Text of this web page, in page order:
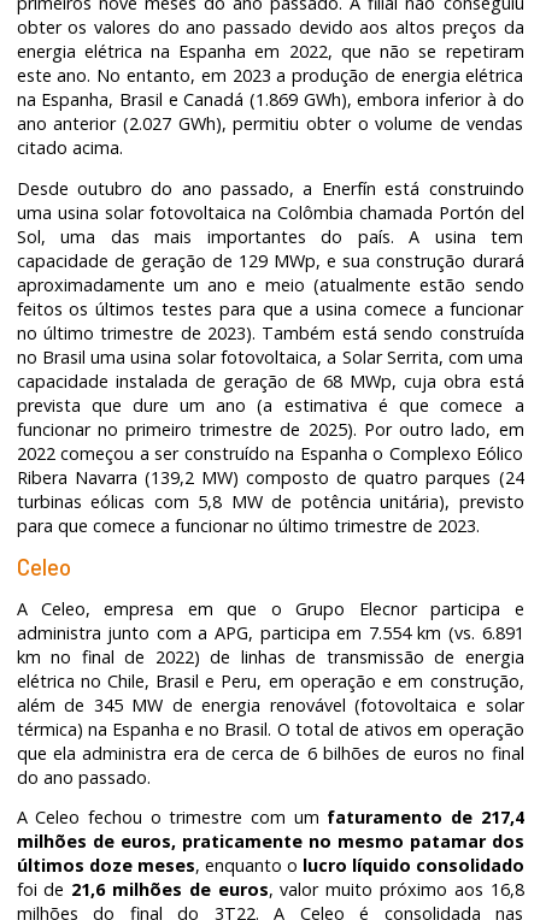
obter os valores do ano passado devido aos altos preços da
energia elétrica na Espanha em 2022, que não se repetiram
este ano. No entanto, em 2023 a produção de energia elétrica
na Espanha, Brasil e Canadá (1.869 GWh), embora inferior à do
ano anterior (2.027 GWh), permitiu obter o volume de vendas
citado acima.
Desde outubro do ano passado, a Enerfín está construindo
uma usina solar fotovoltaica na Colômbia chamada Portón del
Sol, uma das mais importantes do país. A usina tem
capacidade de geração de 129 MWp, e sua construção durará
aproximadamente um ano e meio (atualmente estão sendo
feitos os últimos testes para que a usina comece a funcionar
no último trimestre de 2023). Também está sendo construída
no Brasil uma usina solar fotovoltaica, a Solar Serrita, com uma
capacidade instalada de geração de 68 MWp, cuja obra está
prevista que dure um ano (a estimativa é que comece a
funcionar no primeiro trimestre de 2025). Por outro lado, em
2022 começou a ser construído na Espanha o Complexo Eólico
Ribera Navarra (139,2 MW) composto de quatro parques (24
turbinas eólicas com 5,8 MW de potência unitária), previsto
para que comece a funcionar no último trimestre de 2023.
Celeo
A Celeo, empresa em que o Grupo Elecnor participa e
administra junto com a APG, participa em 7.554 km (vs. 6.891
km no final de 2022) de linhas de transmissão de energia
elétrica no Chile, Brasil e Peru, em operação e em construção,
além de 345 MW de energia renovável (fotovoltaica e solar
térmica) na Espanha e no Brasil. O total de ativos em operação
que ela administra era de cerca de 6 bilhões de euros no final
do ano passado.
A Celeo fechou o trimestre com um faturamento de 217,4
milhões de euros, praticamente no mesmo patamar dos
últimos doze meses, enquanto o lucro líquido consolidado
foi de 21,6 milhões de euros, valor muito próximo aos 16,8
milhões do final do 3T22. A Celeo é consolidada nas